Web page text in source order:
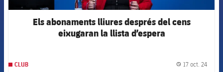
Els abonaments lliures després del cens
eixugaran la llista d’espera
CLUB 17 oct. 24